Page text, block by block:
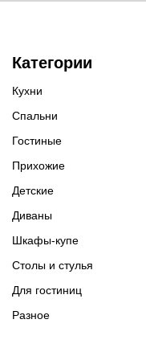
Категории
Кухни
Спальни
Гостиные
Прихожие
Детские
Диваны
Шкафы-купе
Столы и стулья
Для гостиниц
Разное